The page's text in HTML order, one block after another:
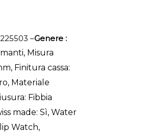
–Genere :
Misura
Finitura cassa:
Materiale
Fibbia
made: Sì, Water
Watch,